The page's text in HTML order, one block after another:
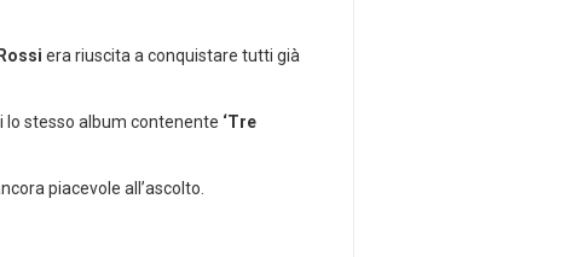
era riuscita a conquistare tutti già
lo stesso album contenente ‘Tre
piacevole all’ascolto.